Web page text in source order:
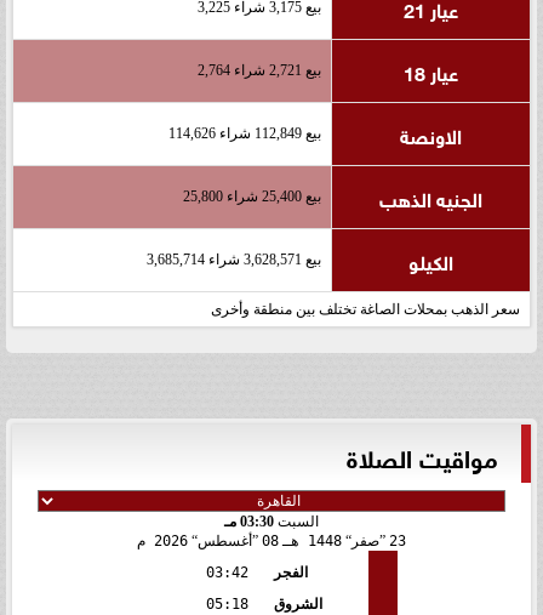
عيار 21 بيع 3,175 شراء 3,225
عيار 18 بيع 2,721 شراء 2,764
الاونصة بيع 112,849 شراء 114,626
الجنيه الذهب بيع 25,400 شراء 25,800
الكيلو بيع 3,628,571 شراء 3,685,714
سعر الذهب بمحلات الصاغة تختلف بين منطقة وأخرى
مواقيت الصلاة
السبت 03:30 مـ
23
صفر 1448 هـ 08 أغسطس 2026 م
الفجر
03:42
الشروق
05:18